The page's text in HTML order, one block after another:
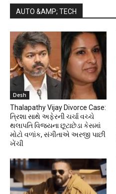
AUTO &AMP; TECH
Desh
Thalapathy Vijay Divorce Case:
ત્રિશા સાથે અફેરની ચર્ચા વચ્ચે
થલાપતિ વિજયના છૂટાછેડા કેસમાં
મોટો વળાંક, સંગીતાએ અરજી પાછી
ખેંચી